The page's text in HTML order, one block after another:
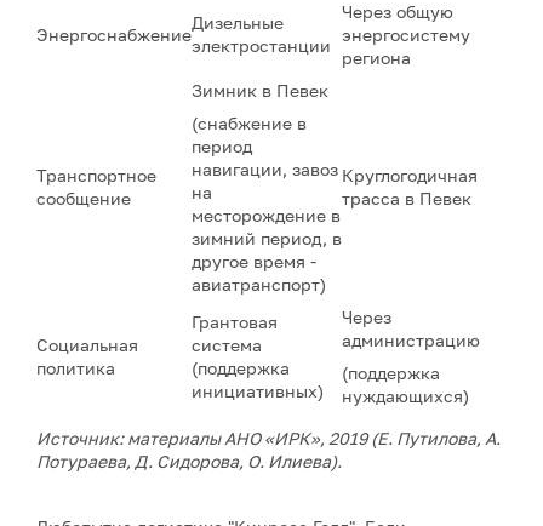
Энергоснабжение
Дизельные
электростанции
Через общую
энергосистему
региона
Транспортное
сообщение
Зимник в Певек
(снабжение в
период
навигации, завоз
на
месторождение в
зимний период, в
другое время -
авиатранспорт)
Круглогодичная
трасса в Певек
Социальная
политика
Грантовая
система
(поддержка
инициативных)
Через
администрацию
(поддержка
нуждающихся)
Источник: материалы АНО «ИРК», 2019 (Е. Путилова, А.
Потураева, Д. Сидорова, О. Илиева).